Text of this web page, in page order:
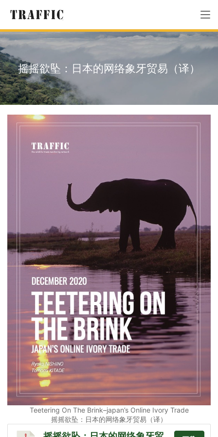
摇摇欲坠：日本的网络象牙贸易（译）
Teetering On The Brink–japan’s Online Ivory Trade
摇摇欲坠：日本的网络象牙贸易（译）